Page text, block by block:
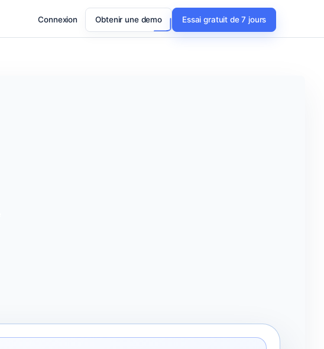
Connexion Obtenir une demo Essai gratuit de 7 jours